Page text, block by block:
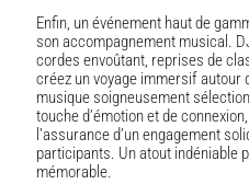
Enfin, un événement haut de
son accompagnement musical.
cordes envoûtant, reprises de
créez un voyage immersif autour
musique soigneusement
touche d’émotion et de
l’assurance d’un engagement
participants. Un atout indéniable
mémorable.